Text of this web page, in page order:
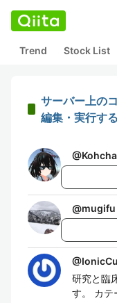
Trend Stock List
サーバー上の
編集・実行する
@
@mugifu
@
研究と臨
す。 カテ